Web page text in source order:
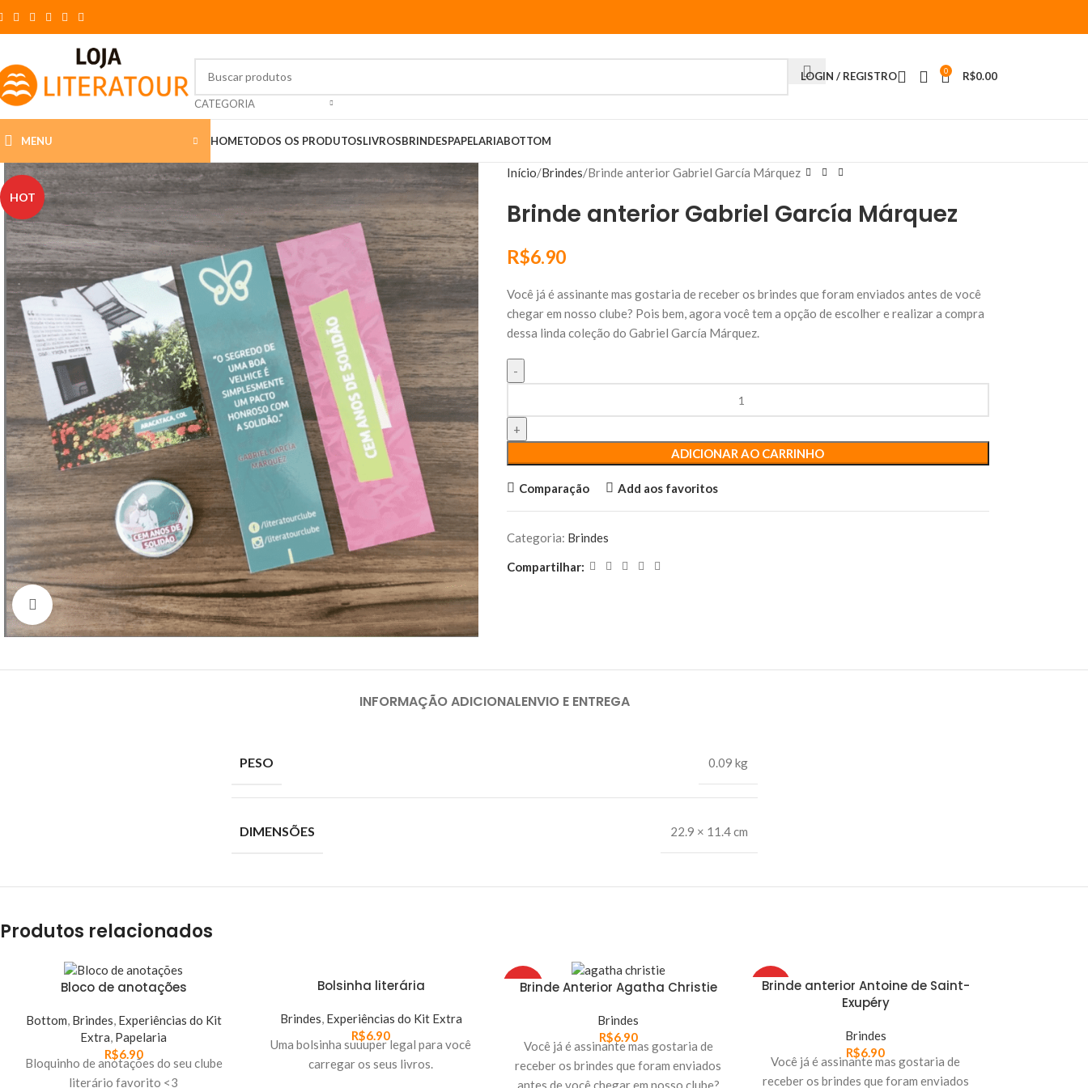
CATEGORIA
LOGIN / REGISTRO 0 R$0.00
MENU HOMETODOS OS PRODUTOSLIVROSBRINDESPAPELARIABOTTOM
HOT
Click to enlarge
Início Brindes Brinde anterior Gabriel García Márquez
Brinde anterior Gabriel García Márquez
R$6.90
Você já é assinante mas gostaria de receber os brindes que foram enviados antes de você
chegar em nosso clube? Pois bem, agora você tem a opção de escolher e realizar a compra
dessa linda coleção do Gabriel García Márquez.
ADICIONAR AO CARRINHO
Comparação Add aos favoritos
Categoria: Brindes
Compartilhar:
INFORMAÇÃO ADICIONALENVIO E ENTREGA
PESO 0.09 kg
DIMENSÕES 22.9 × 11.4 cm
Produtos relacionados
Bloco de anotações
Bottom, Brindes, Experiências do Kit
Extra, Papelaria
R$6.90
Bloquinho de anotações do seu clube
literário favorito <3
Bolsinha literária
Brindes, Experiências do Kit Extra
R$6.90
Uma bolsinha suuuper legal para você
carregar os seus livros.
HOT
Brinde Anterior Agatha Christie
Brindes
R$6.90
Você já é assinante mas gostaria de
receber os brindes que foram enviados
antes de você chegar em nosso clube?
HOT
Brinde anterior Antoine de Saint-
Exupéry
Brindes
R$6.90
Você já é assinante mas gostaria de
receber os brindes que foram enviados